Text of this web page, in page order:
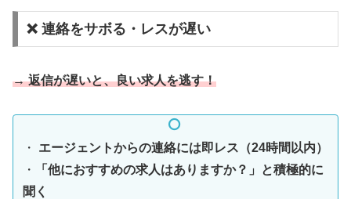
❌ 連絡をサボる・レスが遅い
→ 返信が遅いと、良い求人を逃す！
・ エージェントからの連絡には即レス（24時間以内）
・
「他におすすめの求人はありますか？」と積極的に
聞く